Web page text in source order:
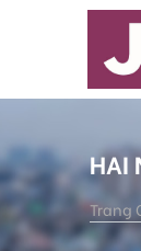
HAI
Trang